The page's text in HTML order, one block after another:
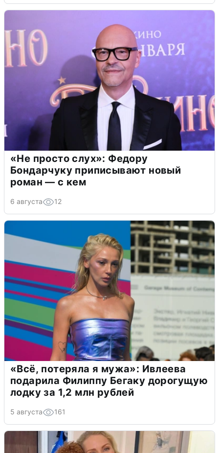
«Не просто слух»: Федору
Бондарчуку приписывают новый
роман — с кем
6 августа 12
«Всё, потеряла я мужа»: Ивлеева
подарила Филиппу Бегаку дорогущую
лодку за 1,2 млн рублей
5 августа 161